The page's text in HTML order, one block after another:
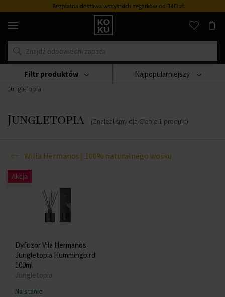
Bezpłatna dostawa wszystkich zegarkówod 340 zł
Oryginalne
perfumy
zegarki
w
miejscu
Świece
Willa Hermanos | 100% Naturalnego Wosku
Jungletopia
Jungletopia (Znaleźliśmy dla Ciebie 1 produkt)
Najpopularniejszy
Willa Hermanos | 100% naturalnego wosku
Filtr produktów
Akcja
Dyfuzor Vila Hermanos
Jungletopia Hummingbird
100ml
Jungletopia
Na stanie